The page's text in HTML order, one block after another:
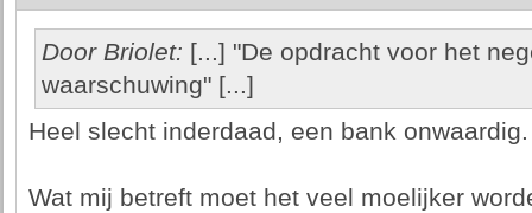
Door Briolet: [...] "De opdracht voor het
waarschuwing" [...]
Heel slecht inderdaad, een bank onwaardig.
Wat mij betreft moet het veel moelijker